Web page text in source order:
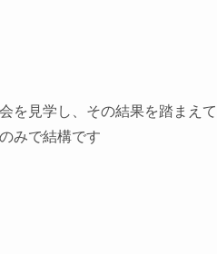
を見学し、その結果を踏まえ
みで結構です